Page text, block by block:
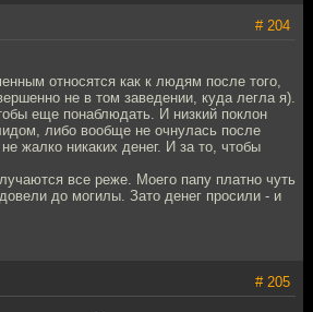
# 204
относятся как к людям после того,
не в том заведении, куда легла я).
еще понаблюдать. И низкий поклон
либо вообще не очнулась после
жалко никаких денег. И за то, чтобы
все реже. Моего папу платно чуть
до могилы. Зато денег просили - и
# 205